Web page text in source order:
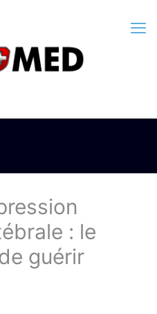
: le
guérir